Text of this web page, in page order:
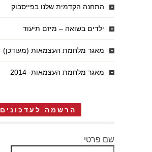
התחנה הקדמית שלנו בפייסבוק
ילדים בשואה – מיזם תיעוד
מאגר מלחמת העצמאות (מעודכן)
מאגר מלחמת העצמאות- 2014
הרשמה לעדכונים
שם פרטי